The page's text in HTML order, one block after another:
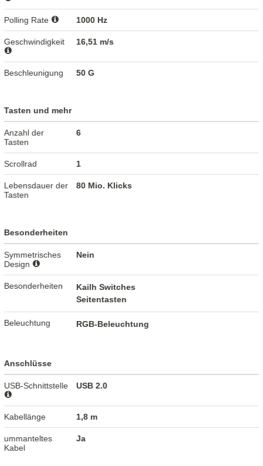
Polling Rate 1000 Hz
Geschwindigkeit 16,51 m/s
Beschleunigung 50 G
Tasten und mehr
Anzahl der
Tasten
6
Scrollrad 1
Lebensdauer der
Tasten
80 Mio. Klicks
Besonderheiten
Symmetrisches
Design
Nein
Besonderheiten
Kailh Switches
Seitentasten
Beleuchtung RGB-Beleuchtung
Anschlüsse
USB-Schnittstelle USB 2.0
Kabellänge 1,8 m
ummanteltes
Kabel
Ja